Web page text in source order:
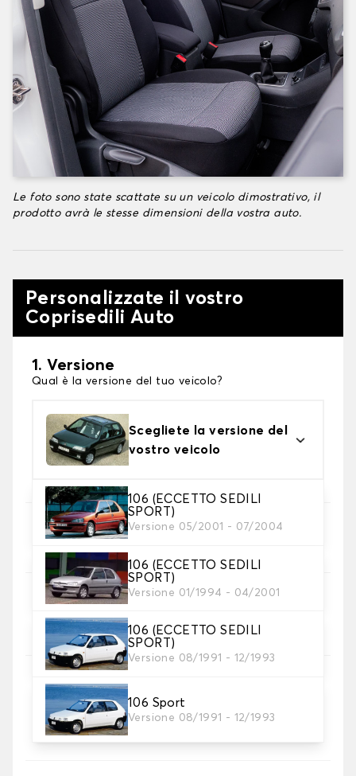
Le foto sono state scattate su un veicolo dimostrativo, il
prodotto avrà le stesse dimensioni della vostra auto.
Personalizzate il vostro
Coprisedili Auto
1. Versione
Qual è la versione del tuo veicolo?
Scegliete la versione del
vostro veicolo
106 (ECCETTO SEDILI
SPORT)
Versione 05/2001 - 07/2004
106 (ECCETTO SEDILI
SPORT)
Versione 01/1994 - 04/2001
106 (ECCETTO SEDILI
SPORT)
Versione 08/1991 - 12/1993
106 Sport
Versione 08/1991 - 12/1993
2. Set di coperture
3. Materiale
Scegliete il materiale per le vostre coperture.
4. Colore
Scegliete il colore dei vostri coprisedili.